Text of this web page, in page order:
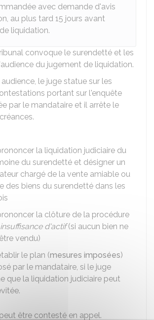
avec demande d'avis
au plus tard 15 jours avant
liquidation.
convoque le surendetté et les
du jugement de liquidation.
le juge statue sur les
portant sur l'enquête
par le mandataire et il arrête le
la liquidation judiciaire du
du surendetté et désigner un
chargé de la vente amiable ou
des biens du surendetté dans les
la clôture de la procédure
d'actif(si aucun bien ne
vendu)
le plan (mesures imposées)
par le mandataire, si le juge
que la liquidation judiciaire peut
être contesté en appel.